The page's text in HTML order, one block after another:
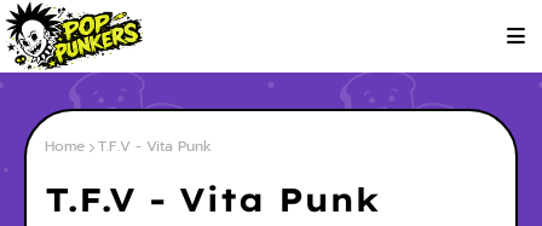
Home T.F.V - Vita Punk
T.F.V - Vita Punk